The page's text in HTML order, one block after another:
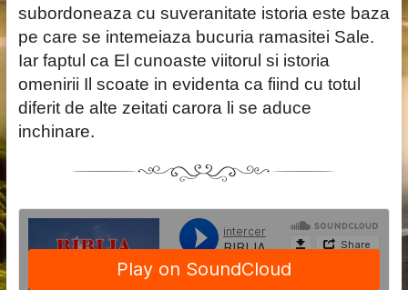
subordoneaza cu suveranitate istoria este baza
pe care se intemeiaza bucuria ramasitei Sale.
Iar faptul ca El cunoaste viitorul si istoria
omenirii Il scoate in evidenta ca fiind cu totul
diferit de alte zeitati carora li se aduce
inchinare.